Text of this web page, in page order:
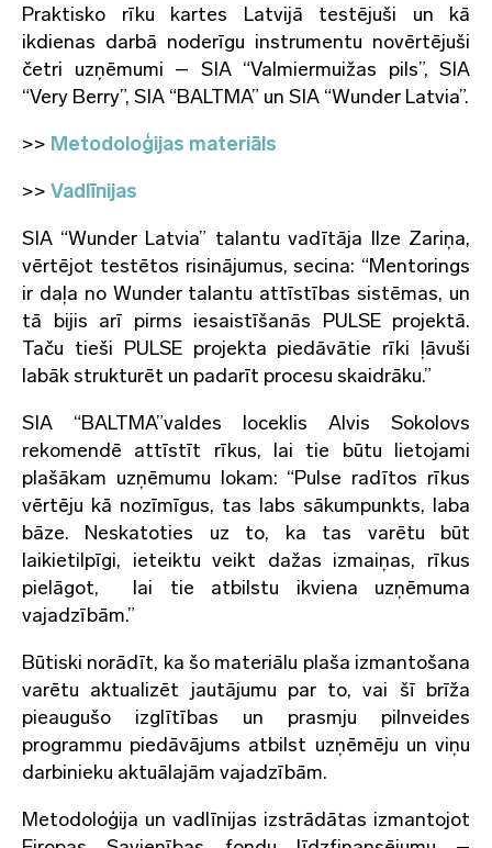
Praktisko rīku kartes Latvijā testējuši un kā
ikdienas darbā noderīgu instrumentu novērtējuši
četri uzņēmumi – SIA “Valmiermuižas pils”, SIA
“Very Berry”, SIA “BALTMA” un SIA “Wunder Latvia”.
>> Metodoloģijas materiāls
>> Vadlīnijas
SIA “Wunder Latvia” talantu vadītāja Ilze Zariņa,
vērtējot testētos risinājumus, secina: “Mentorings
ir daļa no Wunder talantu attīstības sistēmas, un
tā bijis arī pirms iesaistīšanās PULSE projektā.
Taču tieši PULSE projekta piedāvātie rīki ļāvuši
labāk strukturēt un padarīt procesu skaidrāku.”
SIA “BALTMA”valdes loceklis Alvis Sokolovs
rekomendē attīstīt rīkus, lai tie būtu lietojami
plašākam uzņēmumu lokam: “Pulse radītos rīkus
vērtēju kā nozīmīgus, tas labs sākumpunkts, laba
bāze. Neskatoties uz to, ka tas varētu būt
laikietilpīgi, ieteiktu veikt dažas izmaiņas, rīkus
pielāgot, lai tie atbilstu ikviena uzņēmuma
vajadzībām.”
Būtiski norādīt, ka šo materiālu plaša izmantošana
varētu aktualizēt jautājumu par to, vai šī brīža
pieaugušo izglītības un prasmju pilnveides
programmu piedāvājums atbilst uzņēmēju un viņu
darbinieku aktuālajām vajadzībām.
Metodoloģija un vadlīnijas izstrādātas izmantojot